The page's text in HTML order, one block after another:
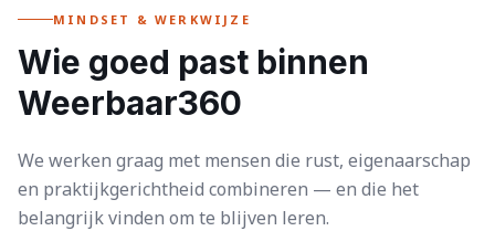
MINDSET & WERKWIJZE
Wie goed past binnen
Weerbaar360
We werken graag met mensen die rust, eigenaarschap
en praktijkgerichtheid combineren — en die het
belangrijk vinden om te blijven leren.